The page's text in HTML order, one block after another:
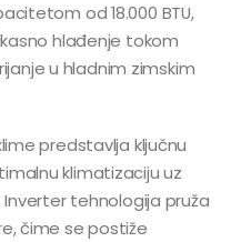
od 18.000 BTU,
hlađenje tokom
u hladnim zimskim
predstavlja ključnu
klimatizaciju uz
tehnologija pruža
čime se postiže